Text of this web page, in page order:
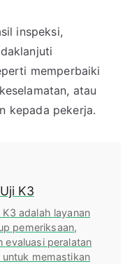
inspeksi,
memperbaiki
atau
kepada pekerja.
K3
adalah layanan
pemeriksaan,
evaluasi peralatan
memastikan